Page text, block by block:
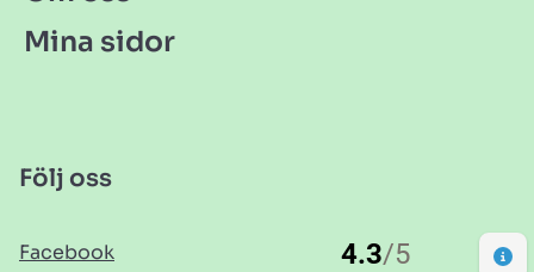
Mina sidor
Följ oss
Facebook